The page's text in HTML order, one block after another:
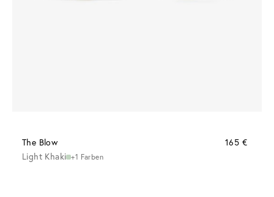
The Blow
165 €
Light Khaki +1 Farben